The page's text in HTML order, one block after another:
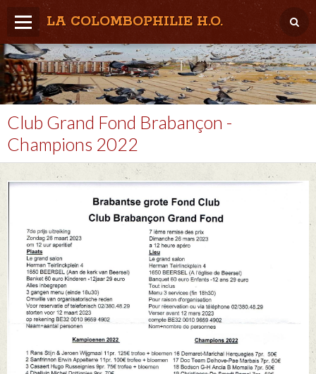
LA COLOMBOPHILIE H.O.
Home
Météo / Het weer
Lâcher / Los
Result. clubs, Provincial, (Inter)National
RFCB / KBDB
Club Grand Fond Brabançon -
Champions 2022